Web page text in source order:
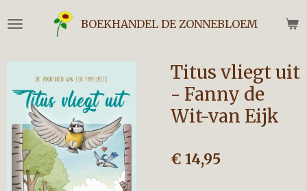
direct
hoofdinhoud
BOEKHANDEL DE ZONNEBLOEM
Titus vliegt uit
- Fanny de
Wit-van Eijk
€ 14,95